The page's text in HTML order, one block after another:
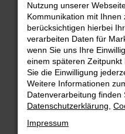
Fehler:
Beim Laden ist ein
Hier sind ein paar
Überprüfe deine
Laden andere
Suchmaschine?
Nutzung unserer
Kommunikation mit Ihnen
berücksichtigen hierbei
verarbeiten Daten für
wenn Sie uns Ihre
einem späteren
Sie die Einwilligung
Weitere Informationen
Datenverarbeitung finden
Datenschutzerklärung
Impressum